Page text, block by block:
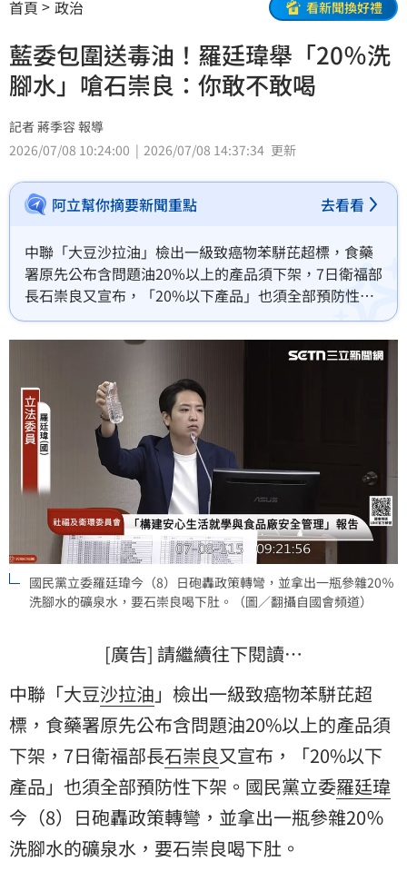
首頁 政治 看新聞換好禮
藍委包圍送毒油！羅廷瑋舉「20％洗
腳水」嗆石崇良：你敢不敢喝
記者 蔣季容 報導
2026/07/08 10:24:00
2026/07/08 14:37:34 更新
阿立幫你摘要新聞重點 去看看
中聯「大豆沙拉油」檢出一級致癌物苯駢芘超標，食藥
署原先公布含問題油20%以上的產品須下架，7日衛福部
長石崇良又宣布，「20%以下產品」也須全部預防性下
架。國民黨立委羅廷瑋今（8）日砲轟政策轉彎，並拿出
一瓶參雜20％洗腳水的礦泉水，要石崇良喝下肚。
國民黨立委羅廷瑋今（8）日砲轟政策轉彎，並拿出一瓶參雜20％
洗腳水的礦泉水，要石崇良喝下肚。（圖／翻攝自國會頻道）
[廣告] 請繼續往下閱讀…
中聯「大豆沙拉油 」檢出一級致癌物苯駢芘超
標，食藥署原先公布含問題油20%以上的產品須
下架，7日衛福部長石崇良又宣布，「20%以下
產品」也須全部預防性下架。國民黨立委羅廷瑋
今（8）日砲轟政策轉彎，並拿出一瓶參雜20％
洗腳水的礦泉水，要石崇良喝下肚。